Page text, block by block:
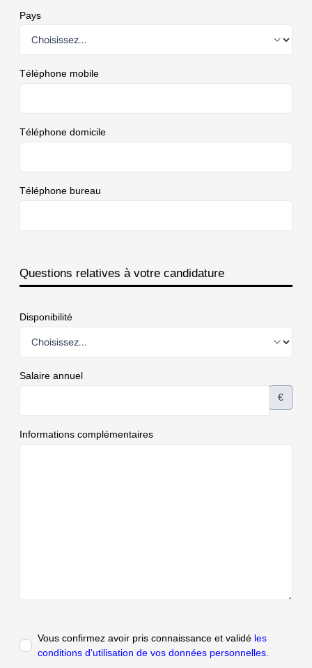
Pays
Téléphone mobile
Téléphone domicile
Téléphone bureau
Questions relatives à votre candidature
Disponibilité
Salaire annuel
€
Informations complémentaires
Vous confirmez avoir pris connaissance et validé les
conditions d'utilisation de vos données personnelles.